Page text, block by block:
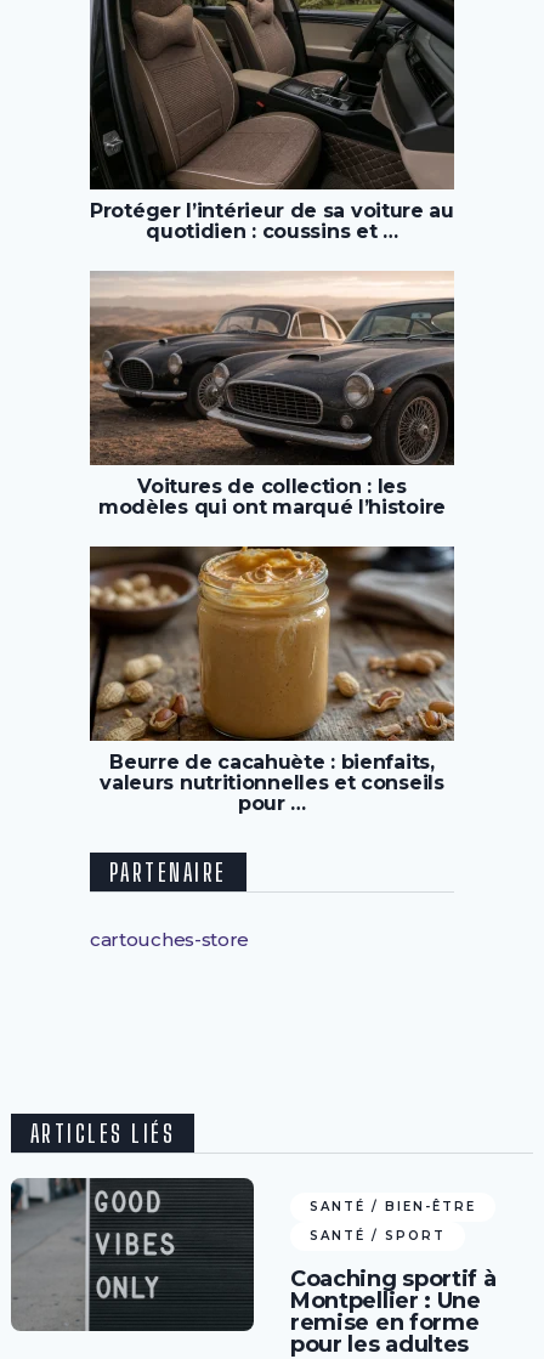
Protéger l’intérieur de sa voiture au
quotidien : coussins et …
Voitures de collection : les
modèles qui ont marqué l’histoire
Beurre de cacahuète : bienfaits,
valeurs nutritionnelles et conseils
pour …
PARTENAIRE
cartouches-store
ARTICLES LIÉS
SANTÉ / BIEN-ÊTRE
SANTÉ / SPORT
Coaching sportif à
Montpellier : Une
remise en forme
pour les adultes